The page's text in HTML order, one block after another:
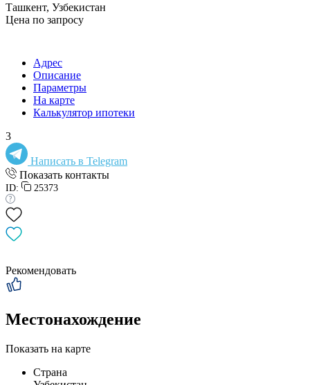
Ташкент, Узбекистан
Цена по запросу
Адрес
Описание
Параметры
На карте
Калькулятор ипотеки
3
Написать в Telegram
Показать контакты
ID: 25373
Рекомендовать
Местонахождение
Показать на карте
Страна